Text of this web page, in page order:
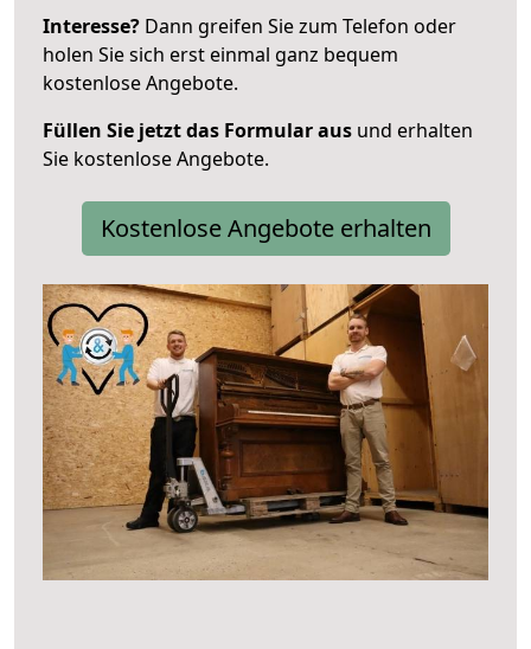
Interesse? Dann greifen Sie zum Telefon oder
holen Sie sich erst einmal ganz bequem
kostenlose Angebote.
Füllen Sie jetzt das Formular aus und erhalten
Sie kostenlose Angebote.
Kostenlose Angebote erhalten